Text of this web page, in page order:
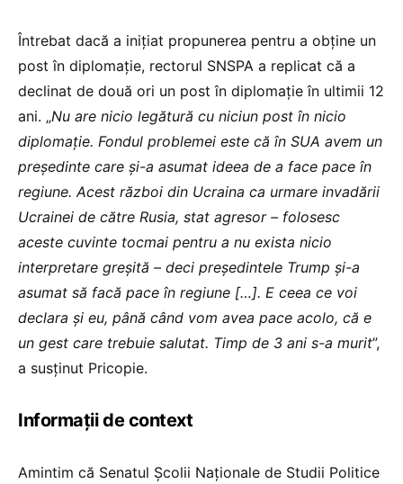
Întrebat dacă a inițiat propunerea pentru a obține un
post în diplomație, rectorul SNSPA a replicat că a
declinat de două ori un post în diplomație în ultimii 12
ani. „Nu are nicio legătură cu niciun post în nicio
diplomație. Fondul problemei este că în SUA avem un
președinte care și-a asumat ideea de a face pace în
regiune. Acest război din Ucraina ca urmare invadării
Ucrainei de către Rusia, stat agresor – folosesc
aceste cuvinte tocmai pentru a nu exista nicio
interpretare greșită – deci președintele Trump și-a
asumat să facă pace în regiune […]. E ceea ce voi
declara și eu, până când vom avea pace acolo, că e
un gest care trebuie salutat. Timp de 3 ani s-a murit”,
a susținut Pricopie.
Informații de context
Amintim că Senatul Școlii Naționale de Studii Politice